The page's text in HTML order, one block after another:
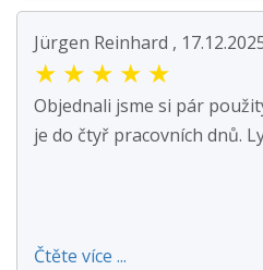
Jürgen Reinhard ,
★ ★ ★ ★ ★
Objednali jsme si pár
je do čtyř pracovních dnů.
Čtěte více ...